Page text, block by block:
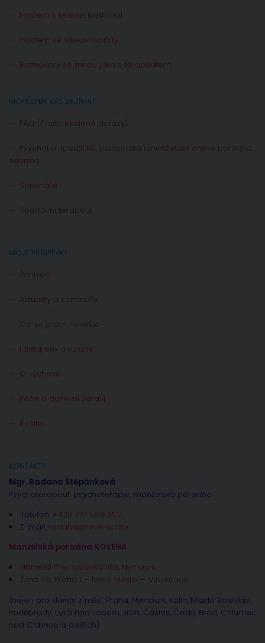
Hostem v televizi Metropol
Hostem ve Všechnopárty
Rozhovory se mnou jako s terapeutem
MOHLO BY VÁS ZAJÍMAT
FAQ (často kladené dotazy)
Psychoterapeutická, partnerská i manželská online poradna
zdarma
Semináře
Sportovní terapeut
MOJE PŘÍSPĚVKY
Žárlivost
Aktuality a semináře
Co se jinam nevešlo
Láska, sex a vztahy
O výchově
Péče o duševní zdraví
Řešíte
KONTAKTY
Mgr. Radana Štěpánková
Psychoterapeut, psychoterapie, manželská poradna
Telefon: +420 777 588 352
E-mail: radana@rovena.info
Manželská poradna ROVENA
Náměstí Přemyslovců 169, Nymburk
Žitná 49, Praha 1 – Nové Město — Vinohrady
(nejen pro klienty z měst Praha, Nymburk, Kolín, Mladá Boleslav,
Poděbrady, Lysá nad Labem, Jíčín, Čáslav, Český Brod, Chlumec
nad Cidlinou a dalších)